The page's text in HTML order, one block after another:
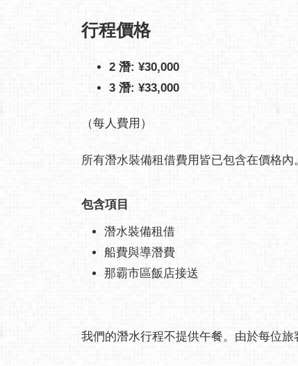
行程價格
2 潛: ¥30,000
3 潛: ¥33,000
（每人費用）
所有潛水裝備租借費用皆已包含在價格
包含項目
潛水裝備租借
船費與導潛費
那霸市區飯店接送
我們的潛水行程不提供午餐。由於每位